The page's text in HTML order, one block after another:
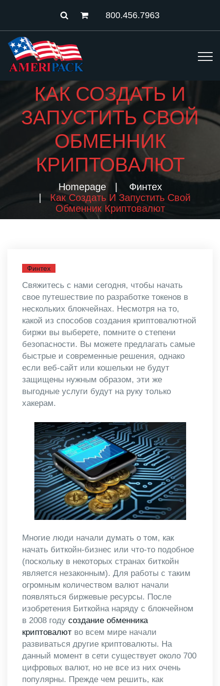
800.456.7963
КАК СОЗДАТЬ И
ЗАПУСТИТЬ СВОЙ
ОБМЕННИК
КРИПТОВАЛЮТ
Homepage
Финтех
Как Создать И Запустить Свой
Обменник Криптовалют
Финтех
Свяжитесь с нами сегодня, чтобы начать
свое путешествие по разработке токенов в
нескольких блокчейнах. Несмотря на то,
какой из способов создания криптовалютной
биржи вы выберете, помните о степени
безопасности. Вы можете предлагать самые
быстрые и современные решения, однако
если веб-сайт или кошельки не будут
защищены нужным образом, эти же
выгодные услуги будут на руку только
хакерам.
Многие люди начали думать о том, как
начать биткойн-бизнес или что-то подобное
(поскольку в некоторых странах биткойн
является незаконным). Для работы с таким
огромным количеством валют начали
появляться биржевые ресурсы. После
изобретения Биткойна наряду с блокчейном
в 2008 году создание обменника
криптовалют во всем мире начали
развиваться другие криптовалюты. На
данный момент в сети существует около 700
цифровых валют, но не все из них очень
популярны. Прежде чем решить, как